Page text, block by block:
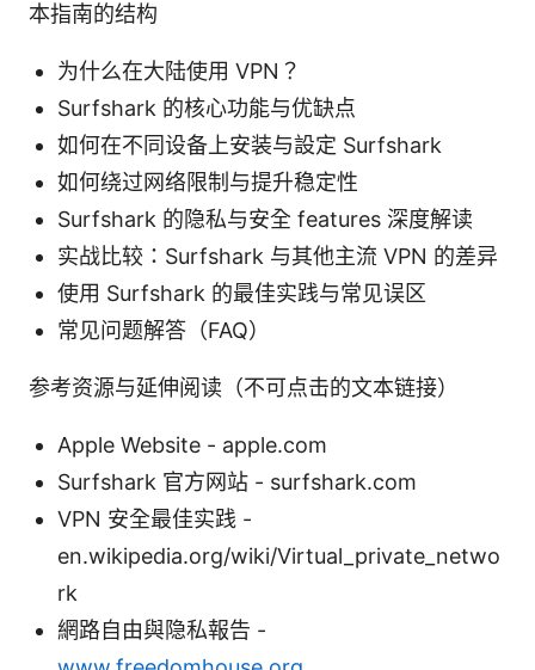
本指南的结构
为什么在大陆使用 VPN？
Surfshark 的核心功能与优缺点
如何在不同设备上安装与設定 Surfshark
如何绕过网络限制与提升稳定性
Surfshark 的隐私与安全 features 深度解读
实战比较：Surfshark 与其他主流 VPN 的差异
使用 Surfshark 的最佳实践与常见误区
常见问题解答（FAQ）
参考资源与延伸阅读（不可点击的文本链接）
Apple Website - apple.com
Surfshark 官方网站 - surfshark.com
VPN 安全最佳实践 -
en.wikipedia.org/wiki/Virtual_private_netwo
rk
網路自由與隐私報告 -